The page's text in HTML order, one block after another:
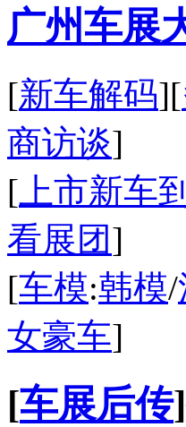
广州车展
[新车解码][
商访谈]
[ 上市新车
看展团]
[车模:韩模/
女豪车]
[车展后传]